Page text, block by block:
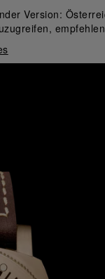
Version: